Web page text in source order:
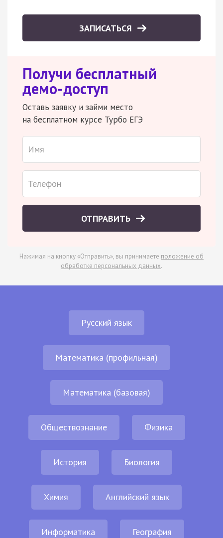
ЗАПИСАТЬСЯ
Получи бесплатный
демо-доступ
Оставь заявку и займи место
на бесплатном курсе Турбо ЕГЭ
ОТПРАВИТЬ
Нажимая на кнопку «Отправить», вы принимаете положение об
обработке персональных данных.
Русский язык
Математика (профильная)
Математика (базовая)
Обществознание Физика
История Биология
Химия Английский язык
Информатика География